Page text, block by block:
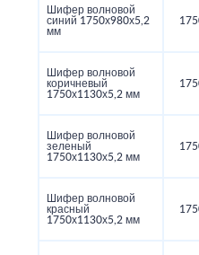
Шифер волновой
синий 1750х980х5,2
мм
Шифер волновой
коричневый
1750х1130х5,2 мм
Шифер волновой
зеленый
1750х1130х5,2 мм
Шифер волновой
красный
1750х1130х5,2 мм